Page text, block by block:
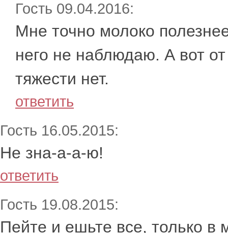
Гость 09.04.2016:
Мне точно молоко
него не наблюдаю. А вот
тяжести нет.
ответить
Гость 16.05.2015:
Не зна-а-а-ю!
ответить
Гость 19.08.2015:
Пейте и ешьте все, только в